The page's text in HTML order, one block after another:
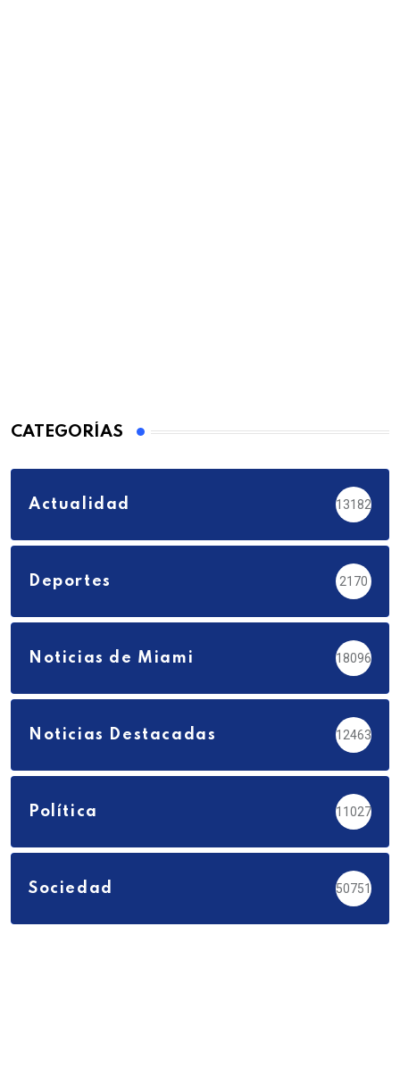
CATEGORÍAS
Actualidad 13182
Deportes 2170
Noticias de Miami 18096
Noticias Destacadas 12463
Política 11027
Sociedad 50751